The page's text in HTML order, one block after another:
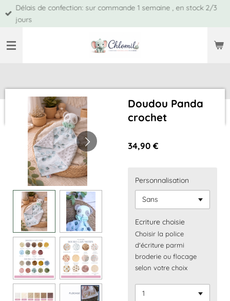
Passer
principal
Délais de confection: sur commande 1 semaine , en stock 2/3
jours
Doudou Panda
crochet
34,90 €
Personnalisation
Ecriture choisie
Choisir la police
d'écriture parmi
broderie ou flocage
selon votre choix